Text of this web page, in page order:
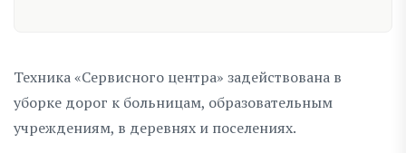
Техника «Сервисного центра» задействована в
уборке дорог к больницам, образовательным
учреждениям, в деревнях и поселениях.